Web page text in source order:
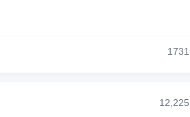
1731
12,225